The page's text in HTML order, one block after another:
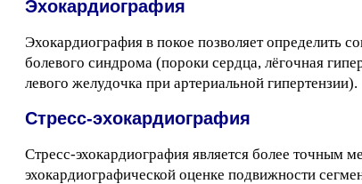
Эхокардиография
Эхокардиография в покое позволяет определить
болевого синдрома (пороки сердца, лёгочная
левого желудочка при артериальной гипертензии).
Стресс-эхокардиография
Стресс-эхокардиография является более точным
эхокардиографической оценке подвижности